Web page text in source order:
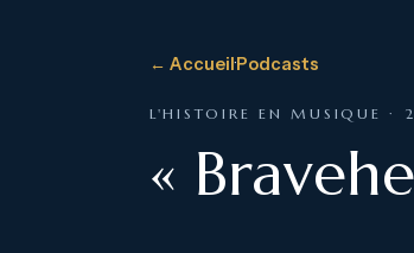
← Accueil·Podcasts
L'HISTOIRE EN MUSIQUE ·
«